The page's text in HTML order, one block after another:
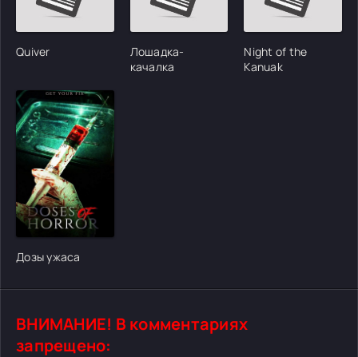
Quiver
Лошадка-
качалка
Night of the
Kanuak
Дозы ужаса
ВНИМАНИЕ! В комментариях
запрещено: